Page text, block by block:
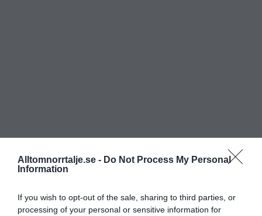
Alltomnorrtalje.se - Do Not Process My Personal
Information
If you wish to opt-out of the sale, sharing to third parties, or
processing of your personal or sensitive information for